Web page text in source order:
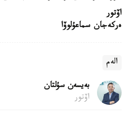
اۆتور
ەركەجان سماعۇلوۆا
الەم
بەيسەن سۇلتان
اۆتور